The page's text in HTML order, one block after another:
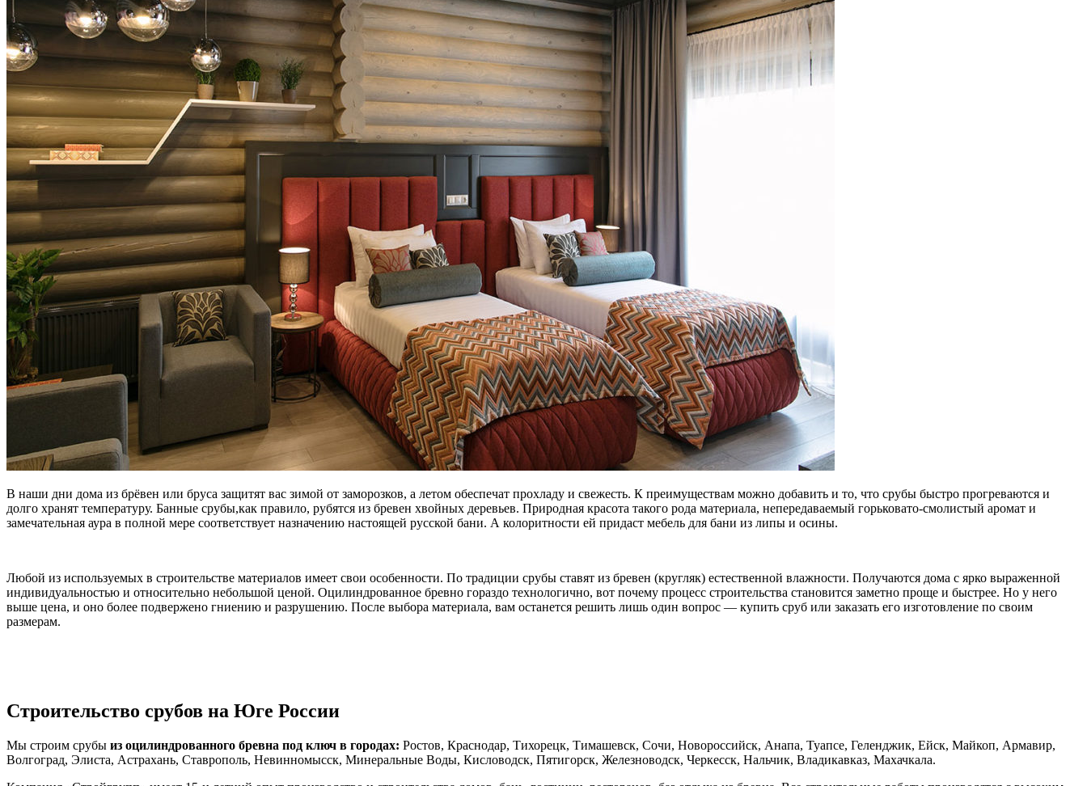
В наши дни дома из брёвен или бруса защитят вас зимой от заморозков, а летом обеспечат прохладу и свежесть. К преимуществам можно добавить и то, что срубы быстро прогреваются и
долго хранят температуру. Банные срубы,как правило, рубятся из бревен хвойных деревьев. Природная красота такого рода материала, непередаваемый горьковато-смолистый аромат и
замечательная аура в полной мере соответствует назначению настоящей русской бани. А колоритности ей придаст мебель для бани из липы и осины.
Любой из используемых в строительстве материалов имеет свои особенности. По традиции срубы ставят из бревен (кругляк) естественной влажности. Получаются дома с ярко выраженной
индивидуальностью и относительно небольшой ценой. Оцилиндрованное бревно гораздо технологично, вот почему процесс строительства становится заметно проще и быстрее. Но у него
выше цена, и оно более подвержено гниению и разрушению. После выбора материала, вам останется решить лишь один вопрос — купить сруб или заказать его изготовление по своим
размерам.
Строительство срубов на Юге России
Мы строим срубы из оцилиндрованного бревна под ключ в городах: Ростов, Краснодар, Тихорецк, Тимашевск, Сочи, Новороссийск, Анапа, Туапсе, Геленджик, Ейск, Майкоп, Армавир,
Волгоград, Элиста, Астрахань, Ставрополь, Невинномысск, Минеральные Воды, Кисловодск, Пятигорск, Железноводск, Черкесск, Нальчик, Владикавказ, Махачкала.